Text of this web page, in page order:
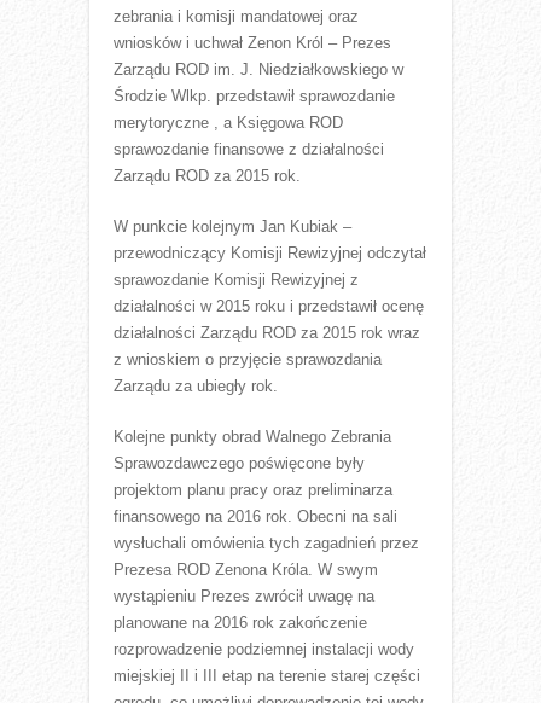
zebrania i komisji mandatowej oraz
wniosków i uchwał Zenon Król – Prezes
Zarządu ROD im. J. Niedziałkowskiego w
Środzie Wlkp. przedstawił sprawozdanie
merytoryczne , a Księgowa ROD
sprawozdanie finansowe z działalności
Zarządu ROD za 2015 rok.
W punkcie kolejnym Jan Kubiak –
przewodniczący Komisji Rewizyjnej odczytał
sprawozdanie Komisji Rewizyjnej z
działalności w 2015 roku i przedstawił ocenę
działalności Zarządu ROD za 2015 rok wraz
z wnioskiem o przyjęcie sprawozdania
Zarządu za ubiegły rok.
Kolejne punkty obrad Walnego Zebrania
Sprawozdawczego poświęcone były
projektom planu pracy oraz preliminarza
finansowego na 2016 rok. Obecni na sali
wysłuchali omówienia tych zagadnień przez
Prezesa ROD Zenona Króla. W swym
wystąpieniu Prezes zwrócił uwagę na
planowane na 2016 rok zakończenie
rozprowadzenie podziemnej instalacji wody
miejskiej II i III etap na terenie starej części